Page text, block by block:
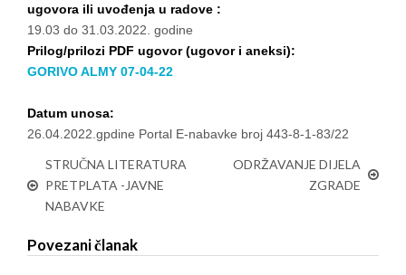
ugovora ili uvođenja u radove :
19.03 do 31.03.2022. godine
Prilog/prilozi PDF ugovor (ugovor i aneksi):
GORIVO ALMY 07-04-22
Datum unosa:
26.04.2022.gpdine Portal E-nabavke broj 443-8-1-83/22
STRUČNA LITERATURA
PRETPLATA -JAVNE
NABAVKE
ODRŽAVANJE DIJELA
ZGRADE
Povezani članak